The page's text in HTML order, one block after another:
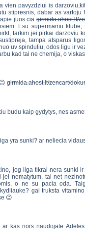
vien pavyzdziui is
stipresnis, dabar as
apie juos ciagirmida.ahost.lt/
Esu supermamu
tarkim jei pirkai darzoviu
tampa atsparus
uv spinduliu, odos ligu ir
kad tai ne chemija, o
girmida.ahost.lt/zencart/
budu kaip gydytys, nes
yra sunki? ar neliecia
jog liga tikrai nera sunki
nematytum, tai net
o ne su pacia oda.
gal truksta
😉
kas nors naudojate